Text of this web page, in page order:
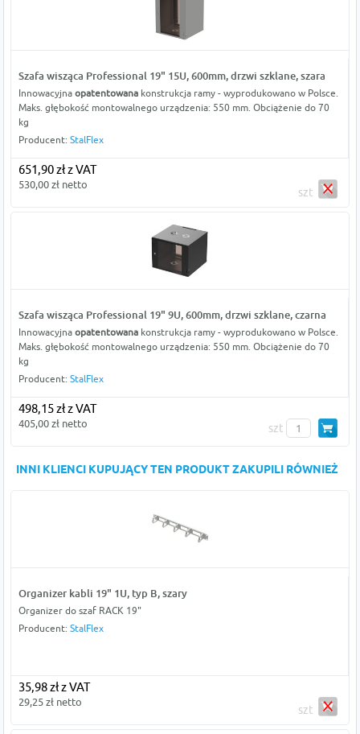
Szafa wisząca Professional 19" 15U, 600mm, drzwi szklane, szara
Innowacyjna opatentowanakonstrukcja ramy - wyprodukowano w Polsce.
Maks. głębokość montowalnego urządzenia: 550 mm. Obciążenie do 70
kg
Producent: StalFlex
651,90 zł z VAT
530,00 zł netto
szt
Szafa wisząca Professional 19" 9U, 600mm, drzwi szklane, czarna
Innowacyjna opatentowanakonstrukcja ramy - wyprodukowano w Polsce.
Maks. głębokość montowalnego urządzenia: 550 mm. Obciążenie do 70
kg
Producent: StalFlex
498,15 zł z VAT
405,00 zł netto szt
INNI KLIENCI KUPUJĄCY TEN PRODUKT ZAKUPILI RÓWNIEŻ
Organizer kabli 19" 1U, typ B, szary
Organizer do szaf RACK 19"
Producent: StalFlex
35,98 zł z VAT
29,25 zł netto
szt